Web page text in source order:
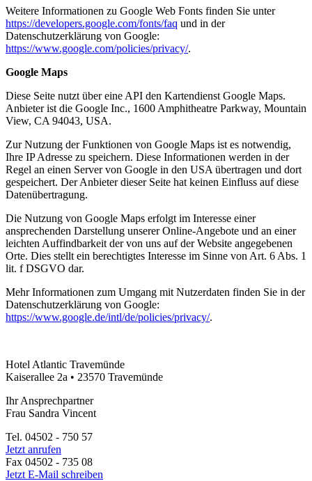
Weitere Informationen zu Google Web Fonts finden Sie unter
https://developers.google.com/fonts/faq und in der
Datenschutzerklärung von Google:
https://www.google.com/policies/privacy/.
Google Maps
Diese Seite nutzt über eine API den Kartendienst Google Maps.
Anbieter ist die Google Inc., 1600 Amphitheatre Parkway, Mountain
View, CA 94043, USA.
Zur Nutzung der Funktionen von Google Maps ist es notwendig,
Ihre IP Adresse zu speichern. Diese Informationen werden in der
Regel an einen Server von Google in den USA übertragen und dort
gespeichert. Der Anbieter dieser Seite hat keinen Einfluss auf diese
Datenübertragung.
Die Nutzung von Google Maps erfolgt im Interesse einer
ansprechenden Darstellung unserer Online-Angebote und an einer
leichten Auffindbarkeit der von uns auf der Website angegebenen
Orte. Dies stellt ein berechtigtes Interesse im Sinne von Art. 6 Abs. 1
lit. f DSGVO dar.
Mehr Informationen zum Umgang mit Nutzerdaten finden Sie in der
Datenschutzerklärung von Google:
https://www.google.de/intl/de/policies/privacy/.
Hotel Atlantic Travemünde
Kaiserallee 2a • 23570 Travemünde
Ihr Ansprechpartner
Frau Sandra Vincent
Tel. 04502 - 750 57
Jetzt anrufen
Fax 04502 - 735 08
Jetzt E-Mail schreiben